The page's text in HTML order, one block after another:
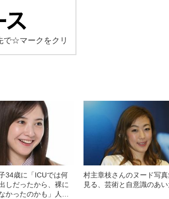
で☆マークをクリ
34歳に「ICUでは何
しだったから、裸に
かったのかも」人生
村主章枝さんのヌード写
見る、芸術と自意識のあ